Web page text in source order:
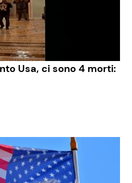
Usa, ci sono 4 morti: